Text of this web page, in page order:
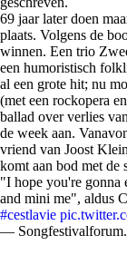
69 jaar later doen
plaats. Volgens de
winnen. Een trio
een humoristisch
al een grote hit; nu
(met een rockopera
ballad over verlies
de week aan.
vriend van Joost
komt aan bod met de
"I hope you're
and mini me", aldus
#cestlavie
—